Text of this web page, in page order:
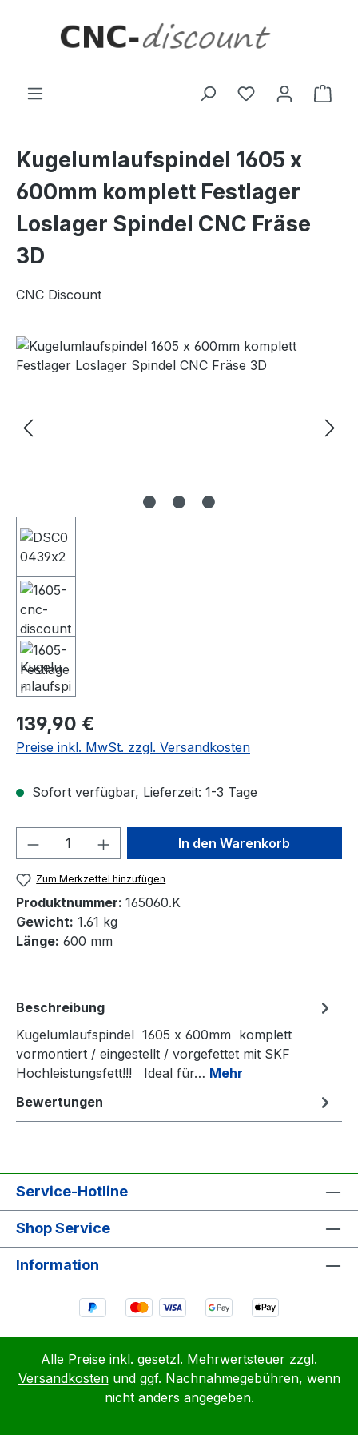
Kugelumlaufspindel 1605 x
600mm komplett Festlager
Loslager Spindel CNC Fräse
3D
CNC Discount
Bildergalerie überspringen
Regulärer Preis:
139,90 €
Preise inkl. MwSt. zzgl. Versandkosten
Sofort verfügbar, Lieferzeit: 1-3 Tage
Produkt Anzahl: Gib denIn den Warenkorb
Zum Merkzettel hinzufügen
Produktnummer: 165060.K
Gewicht: 1.61 kg
Länge: 600 mm
Beschreibung
Kugelumlaufspindel 1605 x 600mm komplett
vormontiert / eingestellt / vorgefettet mit SKF
Hochleistungsfett!!! Ideal für… Mehr
Bewertungen
Service-Hotline
Shop Service
Information
Alle Preise inkl. gesetzl. Mehrwertsteuer zzgl.
Versandkostenund ggf. Nachnahmegebühren, wenn
nicht anders angegeben.